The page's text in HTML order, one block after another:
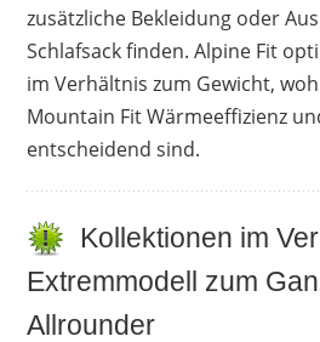
zusätzliche Bekleidung oder
Schlafsack finden. Alpine Fit
im Verhältnis zum Gewicht,
Mountain Fit Wärmeeffizienz
entscheidend sind.
Kollektionen im
Extremmodell zum
Allrounder